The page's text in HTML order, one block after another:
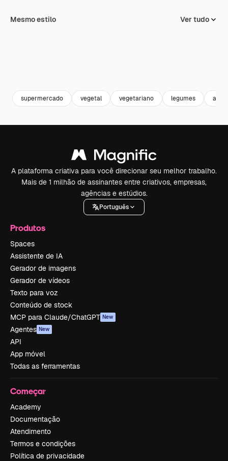
Mesmo estilo Ver tudo
supermercado vegetal vegetariano legumes
A plataforma criativa para você direcionar seu melhor trabalho.
Mais de 1 milhão de assinantes entre criativos, empresas,
agências e estúdios.
Português
Produtos
Spaces
Assistente de IA
Gerador de imagens
Gerador de vídeos
Texto para voz
Conteúdo de stock
MCP para Claude/ChatGPT New
Agentes New
API
App móvel
Todas as ferramentas
Começar
Academy
Documentação
Atendimento
Termos e condições
Política de privacidade